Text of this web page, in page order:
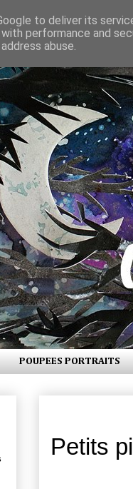
POUPEES PORTRAITS
Petits
to deliver its
performance and
abuse.